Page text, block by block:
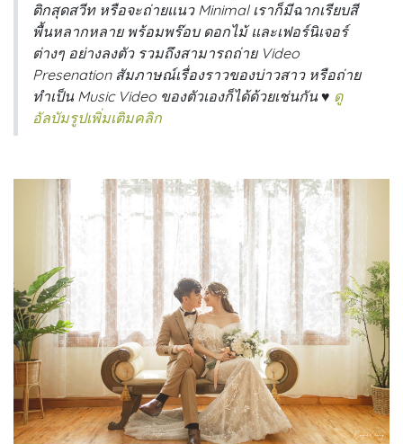
ติกสุดสวีท หรือจะถ่ายแนว Minimal เราก็มีฉากเรียบสี
พื้นหลากหลาย พร้อมพร๊อบ ดอกไม้ และเฟอร์นิเจอร์
ต่างๆ อย่างลงตัว รวมถึงสามารถถ่าย Video
Presenation สัมภาษณ์เรื่องราวของบ่าวสาว หรือถ่าย
ทำเป็น Music Video ของตัวเองก็ได้ด้วยเช่นกัน ♥ ดู
อัลบัมรูปเพิ่มเติมคลิก